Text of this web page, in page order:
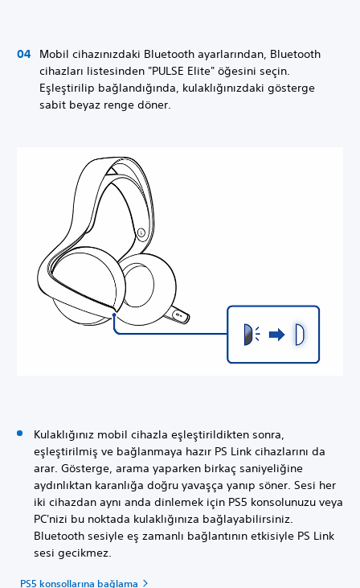
Mobil cihazınızdaki Bluetooth ayarlarından, Bluetooth
cihazları listesinden "PULSE Elite" öğesini seçin.
Eşleştirilip bağlandığında, kulaklığınızdaki gösterge
sabit beyaz renge döner.
Kulaklığınız mobil cihazla eşleştirildikten sonra,
eşleştirilmiş ve bağlanmaya hazır PS Link cihazlarını da
arar. Gösterge, arama yaparken birkaç saniyeliğine
aydınlıktan karanlığa doğru yavaşça yanıp söner. Sesi her
iki cihazdan aynı anda dinlemek için PS5 konsolunuzu veya
PC'nizi bu noktada kulaklığınıza bağlayabilirsiniz.
Bluetooth sesiyle eş zamanlı bağlantının etkisiyle PS Link
sesi gecikmez.
PS5 konsollarına bağlama